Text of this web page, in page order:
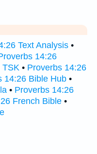
Text Analysis •
14:26
TSK • Proverbs 14:26
14:26 Bible Hub •
• Proverbs 14:26
French Bible •